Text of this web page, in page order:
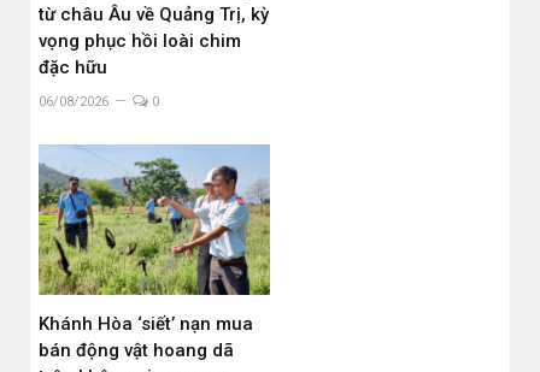
từ châu Âu về Quảng Trị, kỳ
vọng phục hồi loài chim
đặc hữu
06/08/2026 0
Khánh Hòa ‘siết’ nạn mua
bán động vật hoang dã